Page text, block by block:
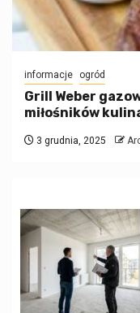
informacje ogród
Grill Weber
miłośników
3 grudnia, 2025